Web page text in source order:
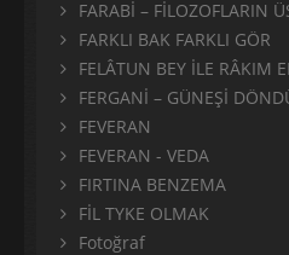
FARABİ – FİLOZOFLARIN
FARKLI BAK FARKLI GÖR
FELÂTUN BEY İLE RÂKIM
FERGANİ – GÜNEŞİ
FEVERAN
FEVERAN - VEDA
FIRTINA BENZEMA
FİL TYKE OLMAK
Fotoğraf